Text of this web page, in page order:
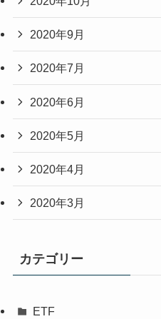
2020年9月
2020年7月
2020年6月
2020年5月
2020年4月
2020年3月
カテゴリー
ETF